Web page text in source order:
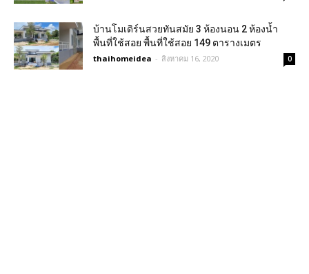
บ้านโมเดิร์นสวยทันสมัย 3 ห้องนอน 2 ห้องน้ำ
พื้นที่ใช้สอย พื้นที่ใช้สอย 149 ตารางเมตร
thaihomeidea - สิงหาคม 16, 2020 0